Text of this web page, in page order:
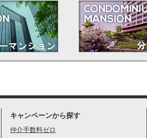
キャンペーンから探す
仲介手数料ゼロ